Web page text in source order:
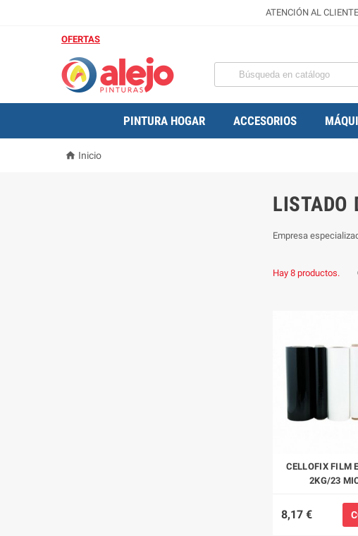
ATENCIÓN AL
OFERTAS
PINTURA HOGAR ACCESORIOS
 Inicio
LISTADO
Empresa
Hay 8 productos.
CELLOFIX FILM
2KG/23
8,17 €